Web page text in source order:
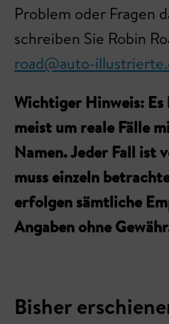
Problem oder Fragen
schreiben Sie Robin
road@auto-
Wichtiger Hinweis:
meist um reale Fälle
Namen. Jeder Fall ist
muss einzeln
erfolgen sämtliche
Angaben ohne
Bisher